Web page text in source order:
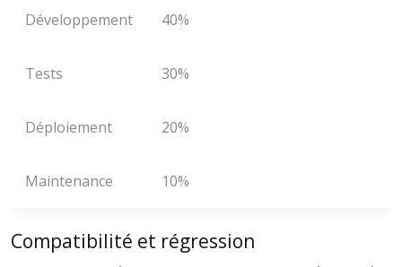
Développement 40%
Tests 30%
Déploiement 20%
Maintenance 10%
Compatibilité et régression